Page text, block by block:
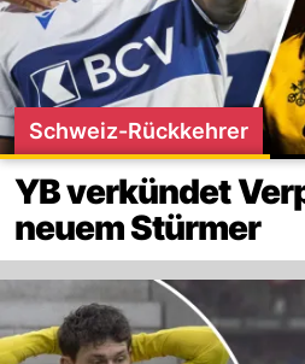
Schweiz-Rückkehrer
YB verkündet
neuem Stürmer